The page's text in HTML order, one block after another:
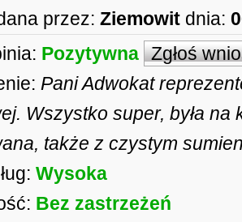
przez: Ziemowit dnia:
Pozytywna Zgłoś
Pani Adwokat
Wszystko super, była na
także z czystym
Wysoka
Bez zastrzeżeń